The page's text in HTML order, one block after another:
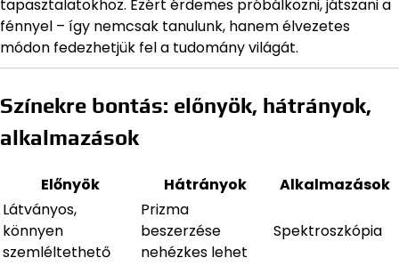
tapasztalatokhoz. Ezért érdemes próbálkozni, játszani a
fénnyel – így nemcsak tanulunk, hanem élvezetes
módon fedezhetjük fel a tudomány világát.
Színekre bontás: előnyök, hátrányok,
alkalmazások
Előnyök Hátrányok
Alkalmazások
Látványos,
könnyen
szemléltethető
Prizma
beszerzése
nehézkes lehet
Spektroszkópia